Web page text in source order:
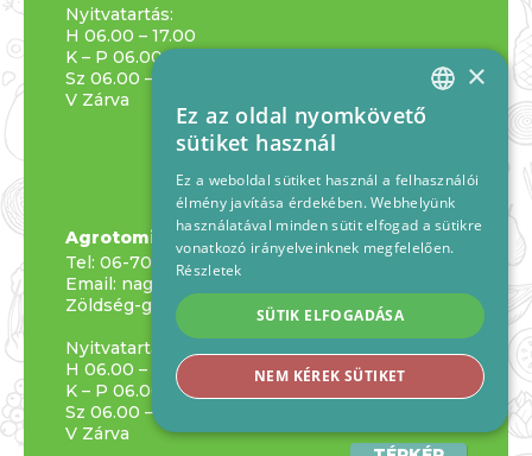
Nyitvatartás:
H 06.00 – 17.00
K – P 06.00 – 18.00
Sz 06.00 – 15.00
V Zárva
TÉRKÉP
Agrotomi Kft.
Tel: 06-70-211-1067
Email: nagy.ivett.912@gmail.com
Zöldség-gyümölcs
Nyitvatartás:
H 06.00 – 17.00
K – P 06.00 – 18.00
Sz 06.00 – 15.00
V Zárva
földszint
BIV/4.
HUNGARIAN
×
Ez az oldal nyomkövető
sütiket használ
Ez a weboldal sütiket használ a felhasználói
élmény javítása érdekében. Webhelyünk
használatával minden sütit elfogad a sütikre
vonatkozó irányelveinknek megfelelően.
Részletek
SÜTIK ELFOGADÁSA
NEM KÉREK SÜTIKET